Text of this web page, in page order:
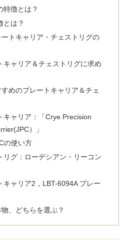
特徴とは？
とは？
トキャリア・チェストリグの
キャリア＆チェストリグに求め
めのプレートキャリア＆チェ
キャリア：「Crye Precision
）」
の使い方
リグ：ローデシアン・リーコン
キャリア2，LBT-6094A プレー
、どちらを選ぶ？